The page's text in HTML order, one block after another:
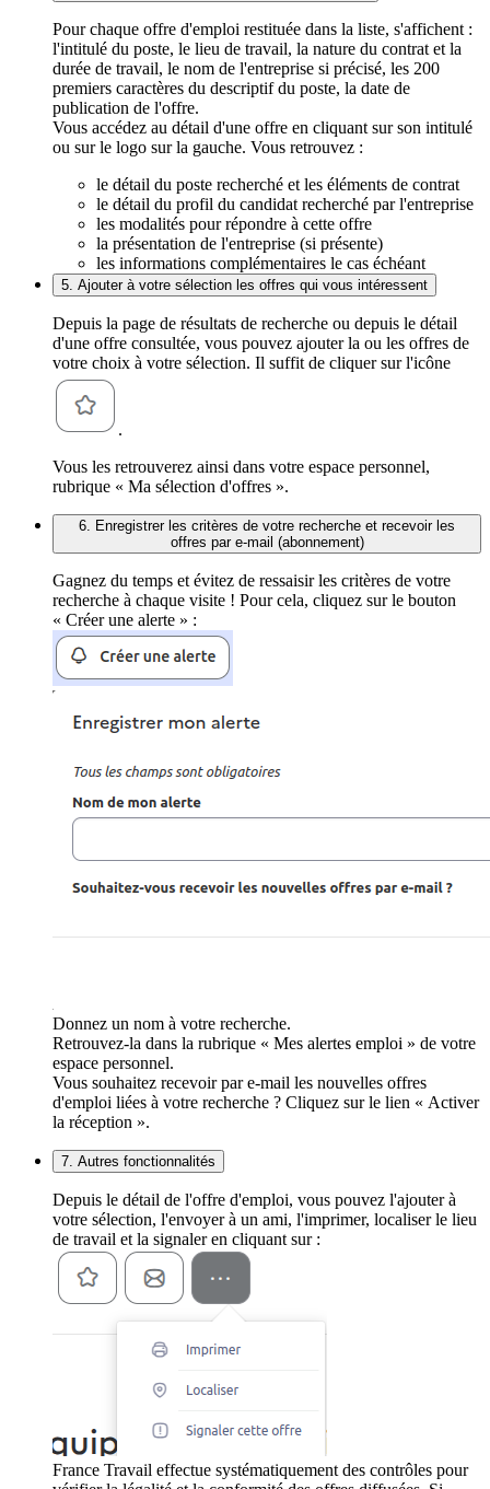
Pour chaque offre d'emploi restituée dans la liste, s'affichent :
l'intitulé du poste, le lieu de travail, la nature du contrat et la
durée de travail, le nom de l'entreprise si précisé, les 200
premiers caractères du descriptif du poste, la date de
publication de l'offre.
Vous accédez au détail d'une offre en cliquant sur son intitulé
ou sur le logo sur la gauche. Vous retrouvez :
le détail du poste recherché et les éléments de contrat
le détail du profil du candidat recherché par l'entreprise
les modalités pour répondre à cette offre
la présentation de l'entreprise (si présente)
les informations complémentaires le cas échéant
5. Ajouter à votre sélection les offres qui vous intéressent
Depuis la page de résultats de recherche ou depuis le détail
d'une offre consultée, vous pouvez ajouter la ou les offres de
votre choix à votre sélection. Il suffit de cliquer sur l'icône
.
Vous les retrouverez ainsi dans votre espace personnel,
rubrique « Ma sélection d'offres ».
6. Enregistrer les critères de votre recherche et recevoir les
offres par e-mail (abonnement)
Gagnez du temps et évitez de ressaisir les critères de votre
recherche à chaque visite ! Pour cela, cliquez sur le bouton
« Créer une alerte » :
Donnez un nom à votre recherche.
Retrouvez-la dans la rubrique « Mes alertes emploi » de votre
espace personnel.
Vous souhaitez recevoir par e-mail les nouvelles offres
d'emploi liées à votre recherche ? Cliquez sur le lien « Activer
la réception ».
7. Autres fonctionnalités
Depuis le détail de l'offre d'emploi, vous pouvez l'ajouter à
votre sélection, l'envoyer à un ami, l'imprimer, localiser le lieu
de travail et la signaler en cliquant sur :
France Travail effectue systématiquement des contrôles pour